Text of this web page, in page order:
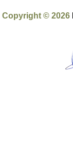
Copyright © 2026